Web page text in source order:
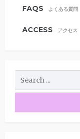
FAQS よくある質問
ACCESS アクセス